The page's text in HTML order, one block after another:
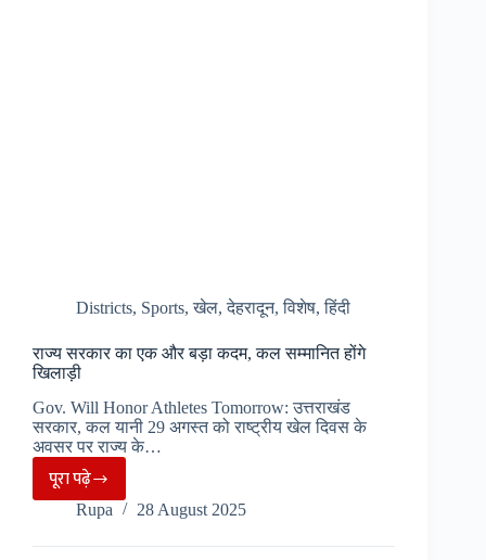
Districts, Sports,खेल,देहरादून,विशेष,हिंदी
राज्य सरकार का एक और बड़ा कदम, कल सम्मानित होंगे
खिलाड़ी
Gov. Will Honor Athletes Tomorrow: उत्तराखंड
सरकार, कल यानी 29 अगस्त को राष्ट्रीय खेल दिवस के
अवसर पर राज्य के…
पूरा पढ़ेराज्य
सरकार
का
Rupa 28 August 2025